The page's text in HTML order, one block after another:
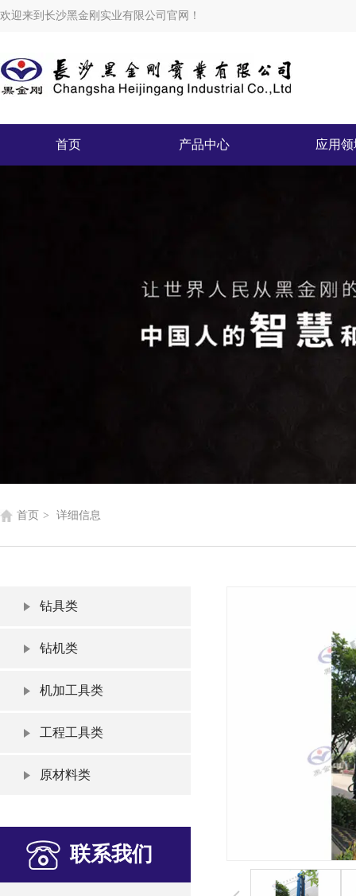
欢迎来到长沙黑金刚实业有限公司官网！
首页 产品中心 应用领
首页 > 详细信息
钻具类
钻机类
机加工具类
工程工具类
原材料类
联系我们